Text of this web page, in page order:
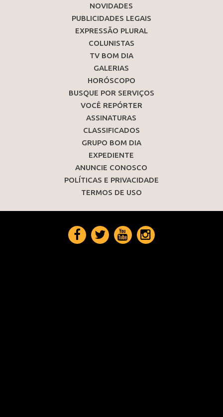
NOVIDADES
PUBLICIDADES LEGAIS
EXPRESSÃO PLURAL
COLUNISTAS
TV BOM DIA
GALERIAS
HORÓSCOPO
BUSQUE POR SERVIÇOS
VOCÊ REPÓRTER
ASSINATURAS
CLASSIFICADOS
GRUPO BOM DIA
EXPEDIENTE
ANUNCIE CONOSCO
POLÍTICAS E PRIVACIDADE
TERMOS DE USO